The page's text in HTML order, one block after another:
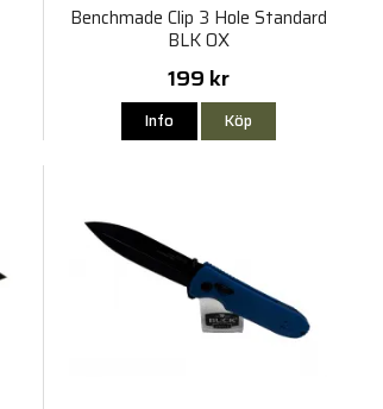
Benchmade Clip 3 Hole Standard
BLK OX
199 kr
Info Köp